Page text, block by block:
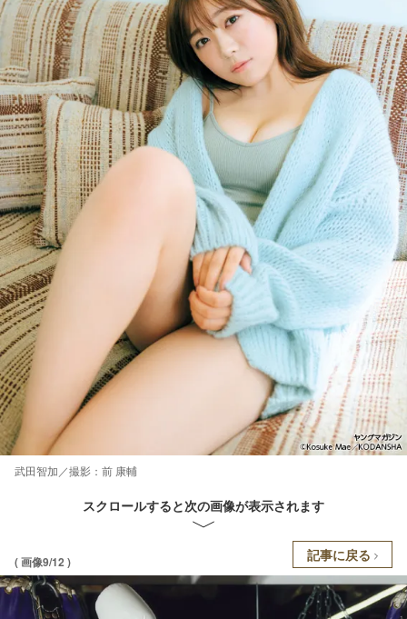
武田智加／撮影：前 康輔
スクロールすると次の画像が表示されます
( 画像9/12 ) 記事に戻る